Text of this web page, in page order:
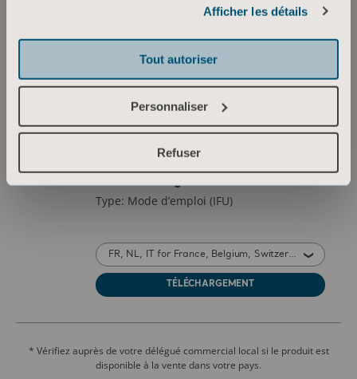
Afficher les détails
Tout autoriser
Personnaliser
Refuser
Type: Mode d’emploi (IFU)
TÉLÉCHARGEMENT
* Vérifiez auprès de votre délégué commercial local si le produit est
disponible à la vente dans votre pays.
Nous sommes là pour
Vous ne trouvez pas ce que vous cherchez ?
Laissez-nous vous aider.